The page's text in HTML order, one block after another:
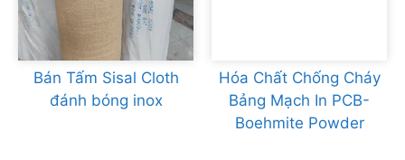
Bán Tấm Sisal Cloth
đánh bóng inox
Hóa Chất Chống Cháy
Bảng Mạch In PCB-
Boehmite Powder